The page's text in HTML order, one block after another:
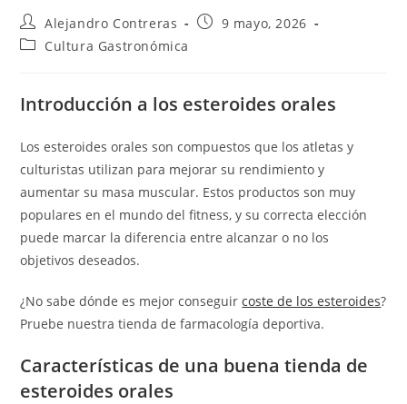
Autor
de
la
Alejandro Contreras
Entrada9 mayo, 2026
Categoría
entrada:
Cultura Gastronómica
Introducción a los esteroides orales
Los esteroides orales son compuestos que los atletas y
culturistas utilizan para mejorar su rendimiento y
aumentar su masa muscular. Estos productos son muy
populares en el mundo del fitness, y su correcta elección
puede marcar la diferencia entre alcanzar o no los
objetivos deseados.
¿No sabe dónde es mejor conseguircoste de los esteroides?
Pruebe nuestra tienda de farmacología deportiva.
Características de una buena tienda de
esteroides orales